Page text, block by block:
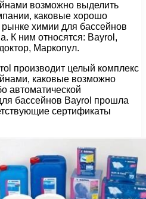
возможно выделить
каковые хорошо
химии для бассейнов
К ним относятся: Bayrol,
Маркопул.
производит целый комплекс
каковые возможно
автоматической
бассейнов Bayrol прошла
сертификаты